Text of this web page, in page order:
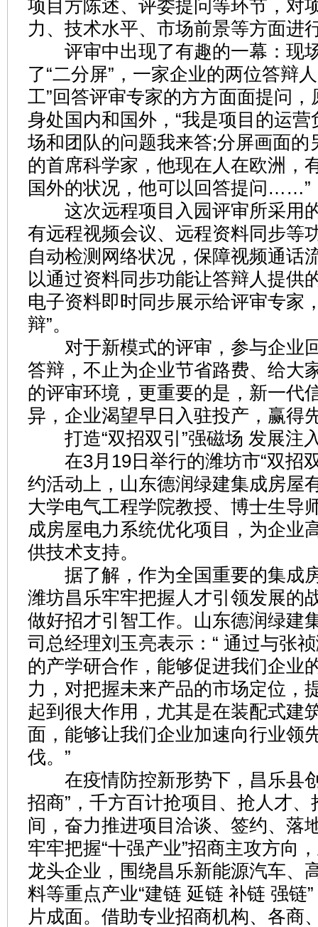
项目方陈述、评委提问等环节，对
力、技术水平、市场前景等方面进
评审中出现了有趣的一幕：现
了“二分屏”，一家企业的两位答辩
工”回答评审专家的方方面面提问
身处国内和国外，“我是项目的运
场和团队的问题我来答;分屏画面的
的首席科学家，他现在人在欧洲，
国外的状况，他可以回答提问……”
这次远程项目入园评审所采用
有远程视频会议、远程资料同步等
自动检测网络状况，保障视频通话
以通过资料同步功能让答辩人提供
电子资料即时同步展示给评审专家
辩”。
对于新模式的评审，参与企业
答辩，不止为企业节省路费、给大
的评审环境，更重要的是，新一代
异，企业渴望早日入驻投产，赢得
打造“双招双引”强磁场 发展注
在3月19日举行的潍坊市“双招
约活动上，山东德润绿建集成房屋
大学电气工程学院教授、博士生导
成房屋电力系统优化项目，为企业
供技术支持。
据了解，作为全国重要的集成
潍坊昌乐牢牢把握人才引领发展的
做好招才引智工作。山东德润绿建
司总经理刘玉亮表示：“ 通过与张
的产学研合作，能够促进我们企业
力，对把握未来产品的市场定位，
起到很大作用，尤其是在装配式建
面，能够让我们企业加速向行业领
伐。”
在疫情防控新形势下，昌乐县
招商”，千方百计抢项目、抢人才、
间，奋力推进项目洽谈、签约、落
牢牢把握“十强产业”招商主攻方向
龙头企业，围绕昌乐新能源汽车、
料等重点产业“建链 延链 补链 强链
片成面。借助专业招商机构、各商